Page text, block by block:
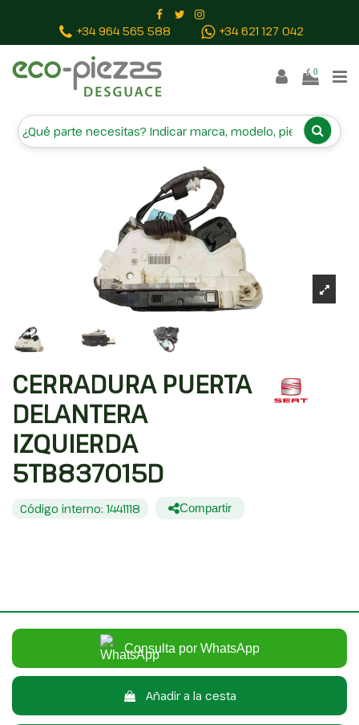
+34 964 565 588 +34 621 127 042
0
CERRADURA PUERTA
DELANTERA IZQUIERDA 5TB837015D
CERRADURA PUERTA
DELANTERA
IZQUIERDA
5TB837015D
Código interno: 1441118 Compartir
Consulta por WhatsApp
Añadir a la cesta